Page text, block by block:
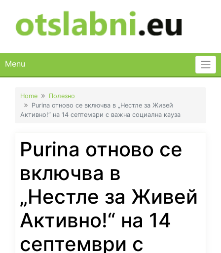
content
Menu
Home
Полезно
Purina отново се включва в „Нестле за Живей
Активно!“ на 14 септември с важна социална кауза
Purina отново се
включва в
„Нестле за Живей
Активно!“ на 14
септември с